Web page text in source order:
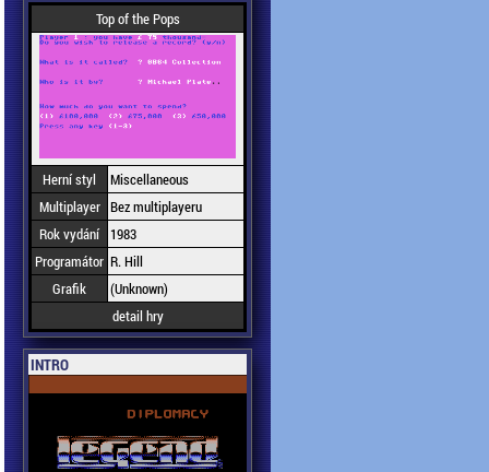
Top of the Pops
Herní styl
Miscellaneous
Multiplayer Bez multiplayeru
Rok vydání
1983
Programátor R. Hill
Grafik
(Unknown)
detail hry
INTRO